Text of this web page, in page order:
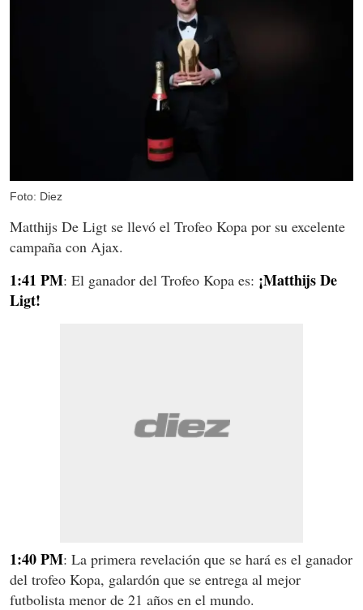
Foto: Diez
Matthijs De Ligt se llevó el Trofeo Kopa por su excelente
campaña con Ajax.
1:41 PM: El ganador del Trofeo Kopa es: ¡Matthijs De
Ligt!
1:40 PM: La primera revelación que se hará es el ganador
del trofeo Kopa, galardón que se entrega al mejor
futbolista menor de 21 años en el mundo.​